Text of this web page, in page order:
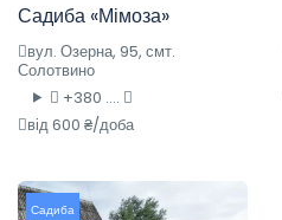
Садиба «Мімоза»
вул. Озерна, 95, смт.
Солотвино
+380 ....
від 600 ₴/доба
Садиба